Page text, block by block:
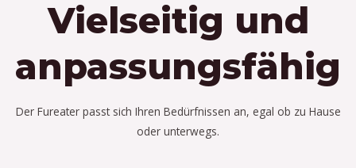
Vielseitig und
anpassungsfähig
Der Fureater passt sich Ihren Bedürfnissen an, egal ob zu Hause
oder unterwegs.